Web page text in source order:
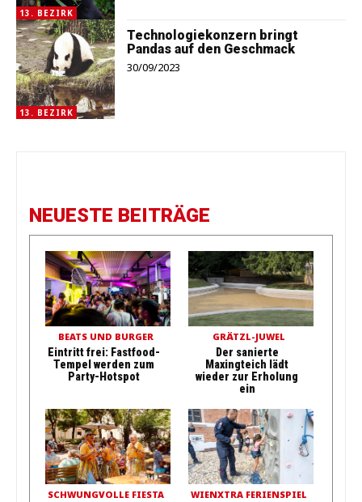
13. BEZIRK
13. BEZIRK
Technologiekonzern bringt
Pandas auf den Geschmack
30/09/2023
NEUESTE BEITRÄGE
BEATS UND BURGER
Eintritt frei: Fastfood-
Tempel werden zum
Party-Hotspot
GRÄTZL-JUWEL
Der sanierte
Maxingteich lädt
wieder zur Erholung
ein
SCHWUNGVOLLE FIESTA WIENXTRA FERIENSPIEL